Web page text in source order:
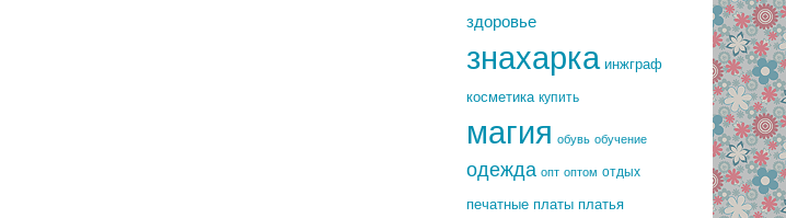
здоровье
знахарка инжграф
косметика купить
магия обувь обучение
одежда опт оптом отдых
печатные платы платья